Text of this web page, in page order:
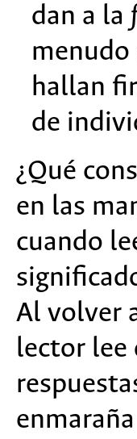
dan a la
menudo
hallan
de
¿Qué
en las
cuando
Al volver
lector lee